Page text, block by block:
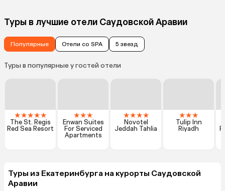
Туры в лучшие отели Саудовской Аравии
Популярные Отели со SPA 5 звезд
Туры в популярные у гостей отели
★★★★★
The St. Regis
Red Sea Resort
★★★
Enwan Suites
For Serviced
Apartments
★★★★
Novotel
Jeddah Tahlia
★★★
Tulip Inn
Riyadh
Туры из Екатеринбурга на курорты Саудовской
Аравии